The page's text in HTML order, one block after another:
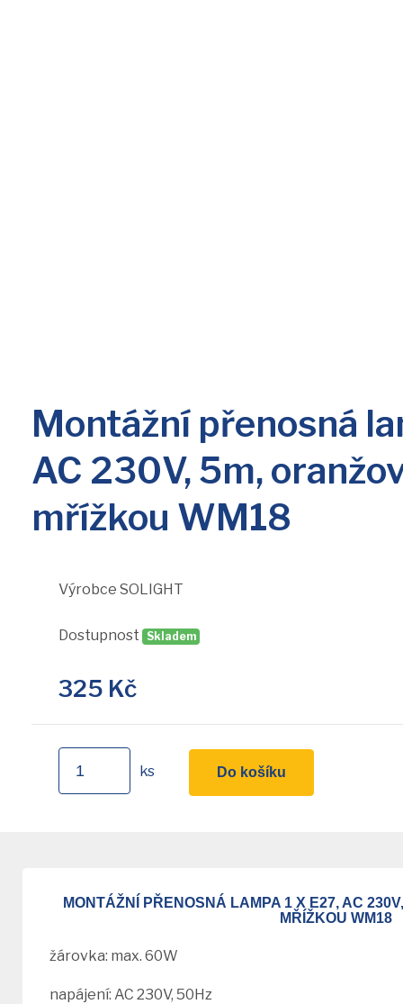
Montážní přenosná
AC 230V, 5m,
mřížkou WM18
Výrobce SOLIGHT
Dostupnost Skladem
325 Kč
ks Do košíku
MONTÁŽNÍ PŘENOSNÁ LAMPA 1 X E27, AC
MŘÍŽKOU WM18
žárovka: max. 60W
napájení: AC 230V, 50Hz